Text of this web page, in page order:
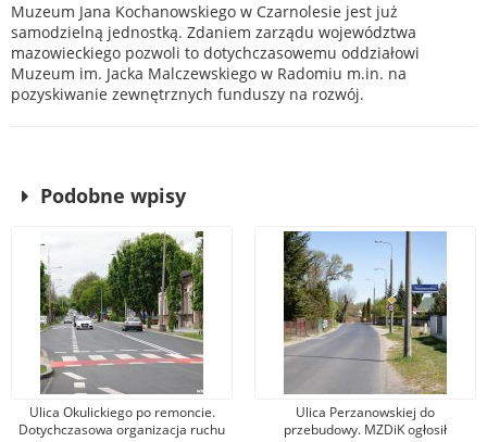
Muzeum Jana Kochanowskiego w Czarnolesie jest już
samodzielną jednostką. Zdaniem zarządu województwa
mazowieckiego pozwoli to dotychczasowemu oddziałowi
Muzeum im. Jacka Malczewskiego w Radomiu m.in. na
pozyskiwanie zewnętrznych funduszy na rozwój.
Podobne wpisy
Ulica Okulickiego po remoncie.
Dotychczasowa organizacja ruchu
Ulica Perzanowskiej do
przebudowy. MZDiK ogłosił